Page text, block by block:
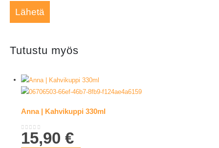
Tutustu myös
Anna | Kahvikuppi 330ml
0out of 5
15,90€